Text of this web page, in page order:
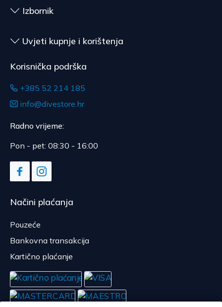
Izbornik
Uvjeti kupnje i korištenja
Korisnička podrška
+385 52 214 185
info@divestore.hr
Radno vrijeme:
Pon - pet: 08:30 - 16:00
Načini plaćanja
Pouzeće
Bankovna transakcija
Kartično plaćanje